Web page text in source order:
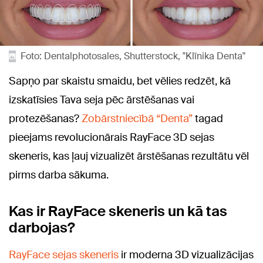
Foto: Dentalphotosales, Shutterstock, "Klīnika Denta"
Sapņo par skaistu smaidu, bet vēlies redzēt, kā
izskatīsies Tava seja pēc ārstēšanas vai
protezēšanas?Zobārstniecībā “Denta”tagad
pieejams revolucionārais RayFace 3D sejas
skeneris, kas ļauj vizualizēt ārstēšanas rezultātu vēl
pirms darba sākuma.
Kas ir RayFace skeneris un kā tas
darbojas?
RayFace sejas skeneris ir moderna 3D vizualizācijas